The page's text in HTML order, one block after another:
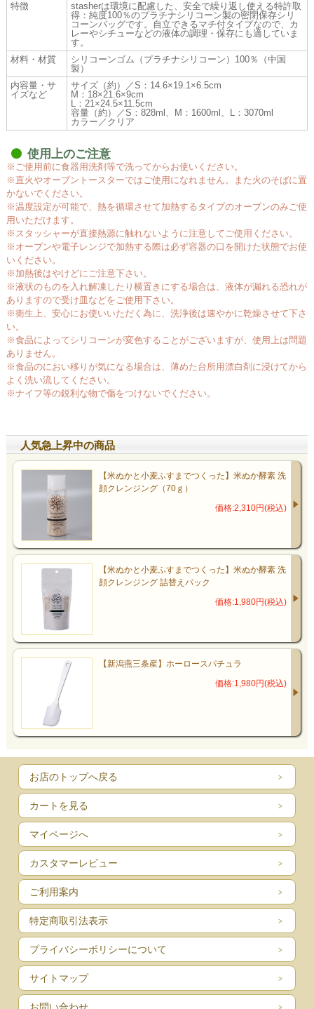
特徴
stasherは環境に配慮した、安全で繰り返し使える特許取
得：純度100％のプラチナシリコーン製の密閉保存シリ
コーンバッグです。自立できるマチ付タイプなので、カ
レーやシチューなどの液体の調理・保存にも適していま
す。
材料・材質
シリコーンゴム（プラチナシリコーン）100％（中国
製）
内容量・サ
イズなど
サイズ（約）／S：14.6×19.1×6.5cm
M：18×21.6×9cm
L：21×24.5×11.5cm
容量（約）／S：828ml、M：1600ml、L：3070ml
カラー／クリア
使用上のご注意
※ご使用前に食器用洗剤等で洗ってからお使いください。
※直火やオーブントースターではご使用になれません。また火のそばに置
かないでください。
※温度設定が可能で、熱を循環させて加熱するタイプのオーブンのみご使
用いただけます。
※スタッシャーが直接熱源に触れないように注意してご使用ください。
※オーブンや電子レンジで加熱する際は必ず容器の口を開けた状態でお使
いください。
※加熱後はやけどにご注意下さい。
※液状のものを入れ解凍したり横置きにする場合は、液体が漏れる恐れが
ありますので受け皿などをご使用下さい。
※衛生上、安心にお使いいただく為に、洗浄後は速やかに乾燥させて下さ
い。
※食品によってシリコーンが変色することがございますが、使用上は問題
ありません。
※食品のにおい移りが気になる場合は、薄めた台所用漂白剤に浸けてから
よく洗い流してください。
※ナイフ等の鋭利な物で傷をつけないでください。
人気急上昇中の商品
【米ぬかと小麦ふすまでつくった】米ぬか酵素 洗
顔クレンジング（70ｇ）
価格:2,310円(税込)
【米ぬかと小麦ふすまでつくった】米ぬか酵素 洗
顔クレンジング 詰替えパック
価格:1,980円(税込)
【新潟燕三条産】ホーロースパチュラ
価格:1,980円(税込)
お店のトップへ戻る
カートを見る
マイページへ
カスタマーレビュー
ご利用案内
特定商取引法表示
プライバシーポリシーについて
サイトマップ